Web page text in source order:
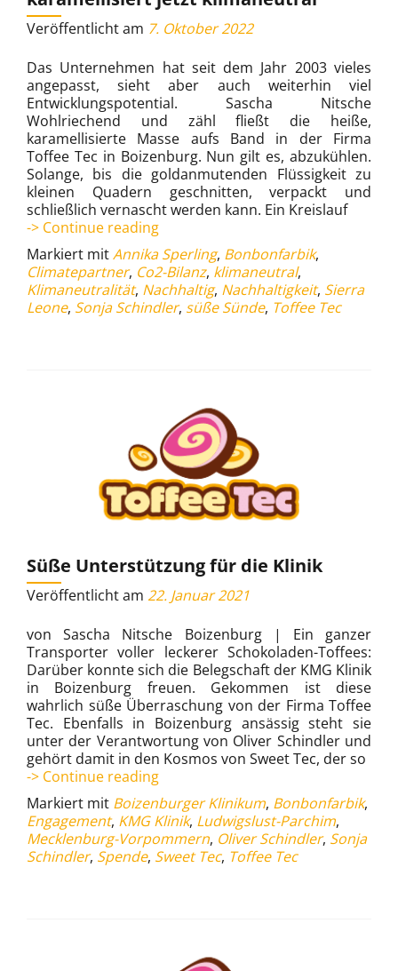
Veröffentlicht am 7. Oktober 2022
Das Unternehmen hat seit dem Jahr 2003 vieles
angepasst, sieht aber auch weiterhin viel
Entwicklungspotential. Sascha Nitsche
Wohlriechend und zähl fließt die heiße,
karamellisierte Masse aufs Band in der Firma
Toffee Tec in Boizenburg. Nun gilt es, abzukühlen.
Solange, bis die goldanmutenden Flüssigkeit zu
kleinen Quadern geschnitten, verpackt und
schließlich vernascht werden kann. Ein Kreislauf
-> Continue readingToffee
Tec
in
Boizenburg
karamellisiert
jetzt
Markiert mitAnnika Sperling, Bonbonfarbik,
Climatepartner, Co2-Bilanz, klimaneutral,
Klimaneutralität, Nachhaltig, Nachhaltigkeit, Sierra
Leone, Sonja Schindler, süße Sünde, Toffee Tec
Süße Unterstützung für die Klinik
Veröffentlicht am 22. Januar 2021
von Sascha Nitsche Boizenburg | Ein ganzer
Transporter voller leckerer Schokoladen-Toffees:
Darüber konnte sich die Belegschaft der KMG Klinik
in Boizenburg freuen. Gekommen ist diese
wahrlich süße Überraschung von der Firma Toffee
Tec. Ebenfalls in Boizenburg ansässig steht sie
unter der Verantwortung von Oliver Schindler und
gehört damit in den Kosmos von Sweet Tec, der so
-> Continue readingSüße
Unterstützung
für
die
Klinik
Markiert mit Boizenburger Klinikum, Bonbonfarbik,
Engagement, KMG Klinik, Ludwigslust-Parchim,
Mecklenburg-Vorpommern, Oliver Schindler, Sonja
Schindler, Spende, Sweet Tec, Toffee Tec